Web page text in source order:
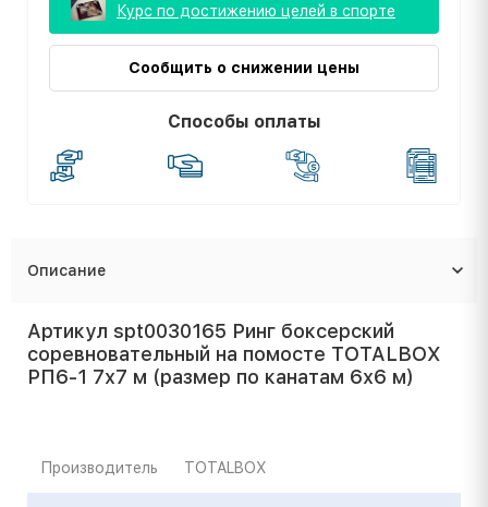
Курс по достижению целей в спорте
Сообщить о снижении цены
Способы оплаты
Описание
Артикул spt0030165 Ринг боксерский
соревновательный на помосте TOTALBOX
РП6-1 7х7 м (размер по канатам 6х6 м)
Производитель TOTALBOX